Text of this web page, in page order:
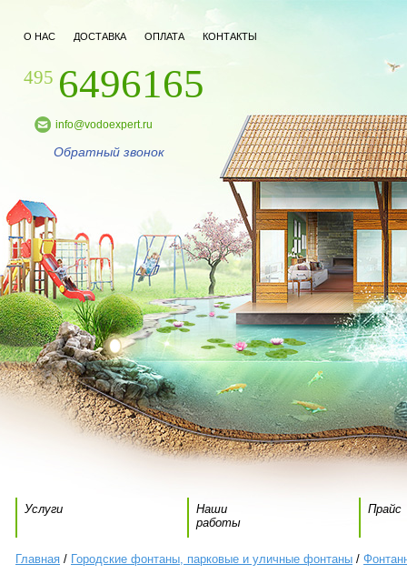
О НАС ДОСТАВКА ОПЛАТА КОНТАКТЫ
495 6496165
info@vodoexpert.ru
Обратный звонок
Услуги
Наши
работы
Прайс
Главная / Городские фонтаны, парковые и уличные фонтаны /